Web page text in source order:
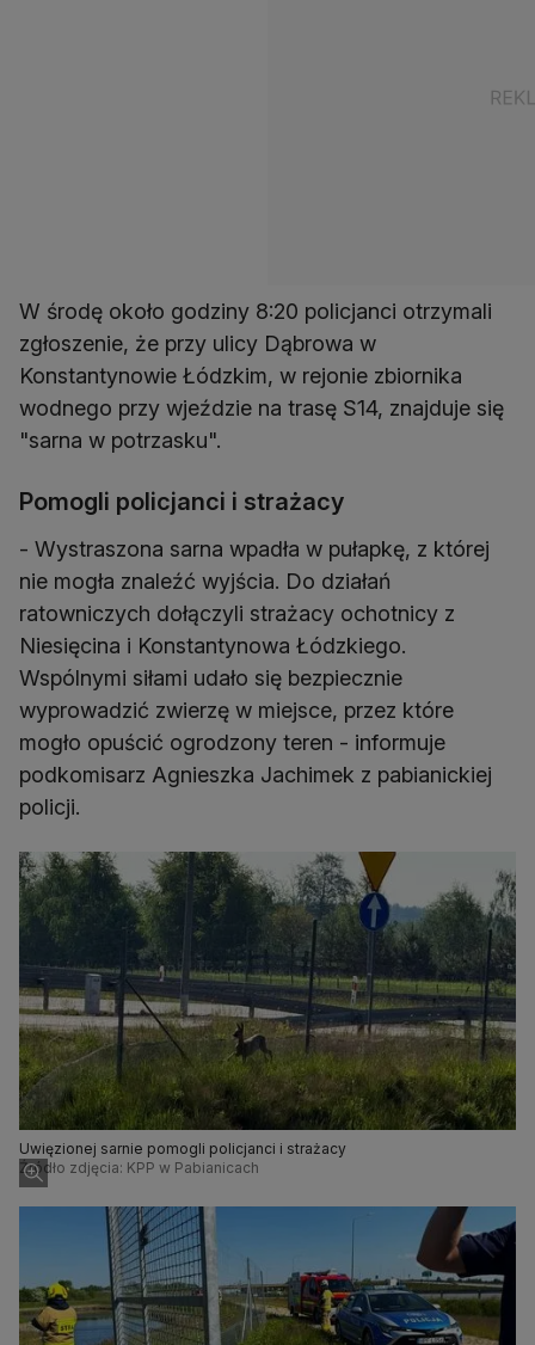
W środę około godziny 8:20 policjanci otrzymali
zgłoszenie, że przy ulicy Dąbrowa w
Konstantynowie Łódzkim, w rejonie zbiornika
wodnego przy wjeździe na trasę S14, znajduje się
"sarna w potrzasku".
Pomogli policjanci i strażacy
- Wystraszona sarna wpadła w pułapkę, z której
nie mogła znaleźć wyjścia. Do działań
ratowniczych dołączyli strażacy ochotnicy z
Niesięcina i Konstantynowa Łódzkiego.
Wspólnymi siłami udało się bezpiecznie
wyprowadzić zwierzę w miejsce, przez które
mogło opuścić ogrodzony teren - informuje
podkomisarz Agnieszka Jachimek z pabianickiej
policji.
Uwięzionej sarnie pomogli policjanci i strażacy
Źródło zdjęcia: KPP w Pabianicach